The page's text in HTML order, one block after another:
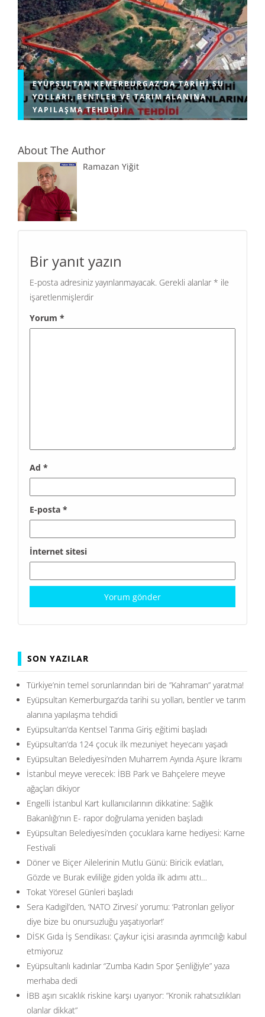
EYÜPSULTAN KEMERBURGAZ’DA TARIHI SU
YOLLARI, BENTLER VE TARIM ALANINA
YAPILAŞMA TEHDIDI
About The Author
Ramazan Yiğit
Bir yanıt yazın
E-posta adresiniz yayınlanmayacak. Gerekli alanlar * ile
işaretlenmişlerdir
Yorum *
Ad *
E-posta *
İnternet sitesi
SON YAZILAR
Türkiye’nin temel sorunlarından biri de ”Kahraman” yaratma!
Eyüpsultan Kemerburgaz’da tarihi su yolları, bentler ve tarım
alanına yapılaşma tehdidi
Eyüpsultan’da Kentsel Tarıma Giriş eğitimi başladı
Eyüpsultan’da 124 çocuk ilk mezuniyet heyecanı yaşadı
Eyüpsultan Belediyesi’nden Muharrem Ayında Aşure İkramı
İstanbul meyve verecek: İBB Park ve Bahçelere meyve
ağaçları dikiyor
Engelli İstanbul Kart kullanıcılarının dikkatine: Sağlık
Bakanlığı’nın E- rapor doğrulama yeniden başladı
Eyüpsultan Belediyesi’nden çocuklara karne hediyesi: Karne
Festivali
Döner ve Biçer Ailelerinin Mutlu Günü: Biricik evlatları,
Gözde ve Burak evliliğe giden yolda ilk adımı attı…
Tokat Yöresel Günleri başladı
Sera Kadıgil’den, ‘NATO Zirvesi’ yorumu: ‘Patronları geliyor
diye bize bu onursuzluğu yaşatıyorlar!’
DİSK Gıda İş Sendikası: Çaykur içisi arasında ayrımcılığı kabul
etmiyoruz
Eyüpsultanlı kadınlar “Zumba Kadın Spor Şenliğiyle” yaza
merhaba dedi
İBB aşırı sıcaklık riskine karşı uyarıyor: ”Kronik rahatsızlıkları
olanlar dikkat”